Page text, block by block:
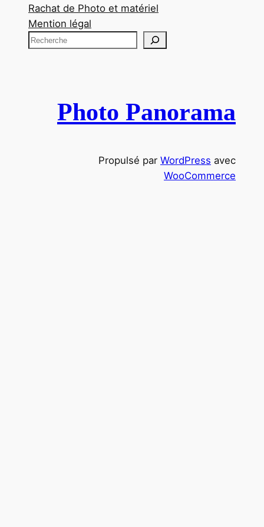
Rachat de Photo et matériel
Mention légal
R
Photo Panorama
Propulsé par WordPress avec
WooCommerce